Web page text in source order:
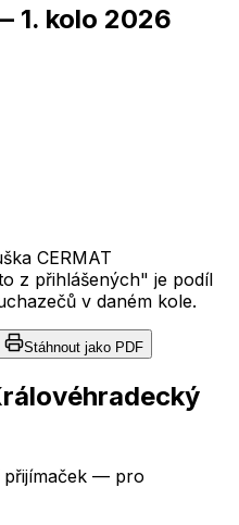
1. kolo 2026
CERMAT
z přihlášených" je podíl
v daném kole.
Stáhnout jako PDF
přijímaček — pro